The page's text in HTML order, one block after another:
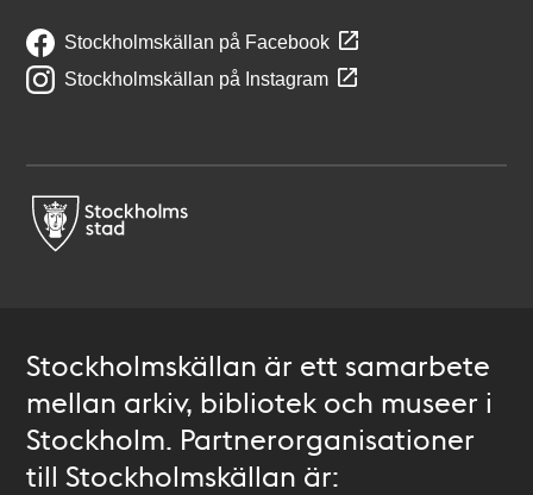
Stockholmskällan på Facebook
Stockholmskällan på Instagram
Stockholmskällan är ett samarbete
mellan arkiv, bibliotek och museer i
Stockholm. Partnerorganisationer
till Stockholmskällan är: